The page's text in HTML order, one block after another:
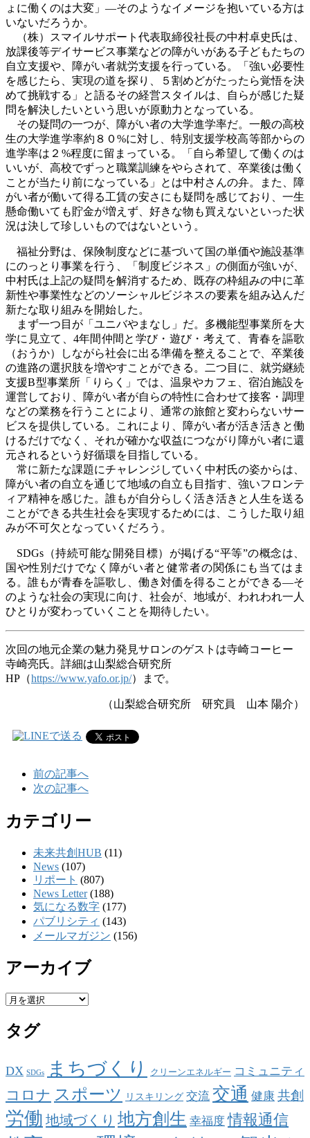
ょに働くのは大変」―そのようなイメージを抱いている方は
いないだろうか。
（株）スマイルサポート代表取締役社長の中村卓史氏は、
放課後等デイサービス事業などの障がいがある子どもたちの
自立支援や、障がい者就労支援を行っている。「強い必要性
を感じたら、実現の道を探り、５割めどがたったら覚悟を決
めて挑戦する」と語るその経営スタイルは、自らが感じた疑
問を解決したいという思いが原動力となっている。
その疑問の一つが、障がい者の大学進学率だ。一般の高校
生の大学進学率約８０%に対し、特別支援学校高等部からの
進学率は２ %程度に留まっている。「自ら希望して働くのは
いいが、高校でずっと職業訓練をやらされて、卒業後は働く
ことが当たり前になっている」とは中村さんの弁。また、障
がい者が働いて得る工賃の安さにも疑問を感じており、一生
懸命働いても貯金が増えず、好きな物も買えないといった状
況は決して珍しいものではないという。
福祉分野は、保険制度などに基づいて国の単価や施設基準
にのっとり事業を行う、「制度ビジネス」の側面が強いが、
中村氏は上記の疑問を解消するため、既存の枠組みの中に革
新性や事業性などのソーシャルビジネスの要素を組み込んだ
新たな取り組みを開始した。
まず一つ目が「ユニバやまなし」だ。多機能型事業所を大
学に見立て、 4年間仲間と学び・遊び・考えて、青春を謳歌
（おうか）しながら社会に出る準備を整えることで、卒業後
の進路の選択肢を増やすことができる。二つ目に、就労継続
支援B型事業所「りらく」では、温泉やカフェ、宿泊施設を
運営しており、障がい者が自らの特性に合わせて接客・調理
などの業務を行うことにより、通常の旅館と変わらないサー
ビスを提供している。これにより、障がい者が活き活きと働
けるだけでなく、それが確かな収益につながり障がい者に還
元されるという好循環を目指している。
常に新たな課題にチャレンジしていく中村氏の姿からは、
障がい者の自立を通じて地域の自立も目指す、強いフロンテ
ィア精神を感じた。誰もが自分らしく活き活きと人生を送る
ことができる共生社会を実現するためには、こうした取り組
みが不可欠となっていくだろう。
SDGs（持続可能な開発目標）が掲げる“平等”の概念は、
国や性別だけでなく障がい者と健常者の関係にも当てはま
る。誰もが青春を謳歌し、働き対価を得ることができる―そ
のような社会の実現に向け、社会が、地域が、われわれ一人
ひとりが変わっていくことを期待したい。
次回の地元企業の魅力発見サロンのゲストは寺崎コーヒー
寺崎亮氏。詳細は山梨総合研究所
HP （https://www.yafo.or.jp/）まで。
（山梨総合研究所 研究員 山本 陽介）
前の記事へ
次の記事へ
カテゴリー
未来共創HUB (11)
News (107)
リポート (807)
News Letter(188)
気になる数字 (177)
パブリシティ (143)
メールマガジン (156)
アーカイブ
ア
カ
イ
タグ
DX SDGs まちづくり クリーンエネルギー コミュニティ
コロナ スポーツ リスキリング 交流 交通 健康 共創
労働 地域づくり 地方創生 幸福度 情報通信